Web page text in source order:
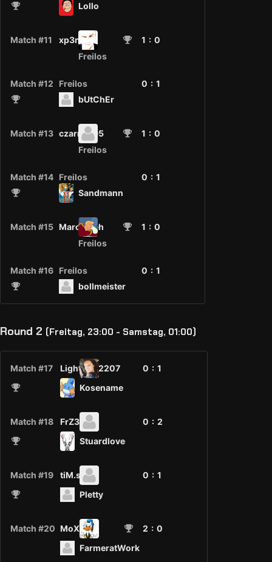
Lollo
Match #11 xp3n 1 : 0
Freilos
Match #12 Freilos 0 : 1
bUtChEr
Match #13 czarny395 1 : 0
Freilos
Match #14 Freilos 0 : 1
Sandmann
Match #15 MarcoMeh 1 : 0
Freilos
Match #16 Freilos 0 : 1
bollmeister
Round 2 (Freitag, 23:00 - Samstag, 01:00)
Match #17 LightStar2207 0 : 1
Kosename
Match #18 FrZ3n0 0 : 2
Stuardlove
Match #19 tiM.s 0 : 1
Pletty
Match #20 MoX 2 : 0
FarmeratWork